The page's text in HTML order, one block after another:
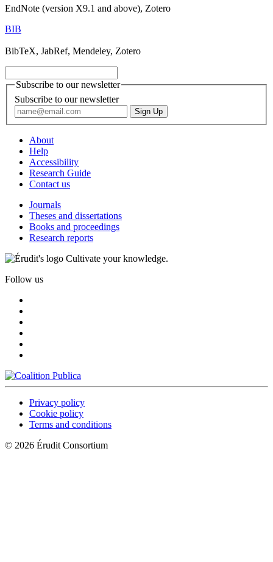
EndNote (version X9.1 and above), Zotero
BIB
BibTeX, JabRef, Mendeley, Zotero
Subscribe to our newsletter
Subscribe to our newsletter
About
Help
Accessibility
Research Guide
Contact us
Journals
Theses and dissertations
Books and proceedings
Research reports
Cultivate your knowledge.
Follow us
Privacy policy
Cookie policy
Terms and conditions
© 2026 Érudit Consortium